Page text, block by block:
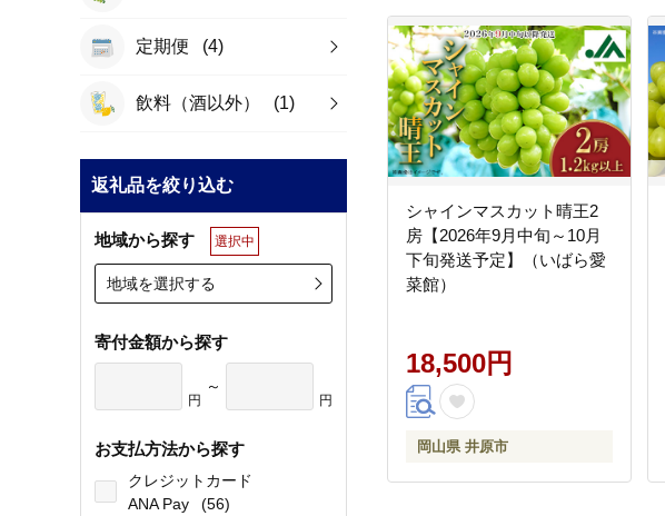
定期便 (4)
飲料（酒以外） (1)
返礼品を絞り込む
地域から探す 選択中
地域を選択する
寄付金額から探す
円
～
円
お支払方法から探す
クレジットカード
ANA Pay
(56)
シャインマスカット晴王2
房【2026年9月中旬～10月
下旬発送予定】（いばら愛
菜館）
18,500円
岡山県 井原市